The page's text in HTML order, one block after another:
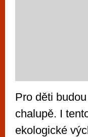
Pro děti
chalupě. I
ekologické